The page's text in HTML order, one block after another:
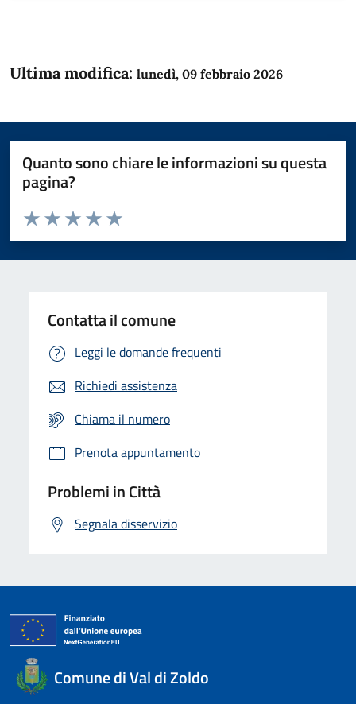
Ultima modifica: lunedì, 09 febbraio 2026
Quanto sono chiare le informazioni su questa
pagina?
Domanda
Valuta da 1 a 5 stelle la pagina
Valuta 5 stelle su 5
Valuta 4 stelle su 5
Valuta 3 stelle su 5
Valuta 2 stelle su 5
Valuta 1 stelle su 5
Contatta il comune
Leggi le domande frequenti
Richiedi assistenza
Chiama il numero
Prenota appuntamento
Problemi in Città
Segnala disservizio
Comune di Val di Zoldo